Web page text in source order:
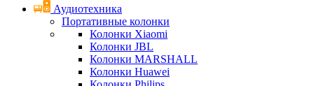
Аудиотехника
Портативные колонки
Колонки Xiaomi
Колонки JBL
Колонки MARSHALL
Колонки Huawei